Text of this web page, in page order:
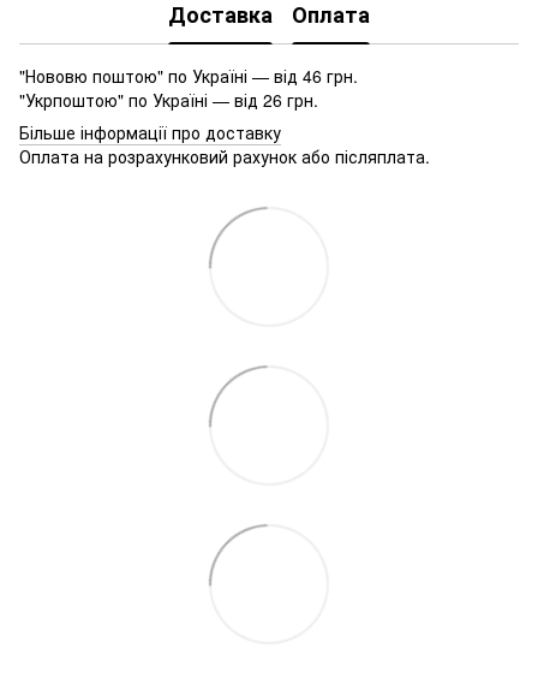
Доставка Оплата
"Нововю поштою" по Україні — від 46 грн.
"Укрпоштою" по Україні — від 26 грн.
Більше інформації про доставку
Оплата на розрахунковий рахунок або післяплата.